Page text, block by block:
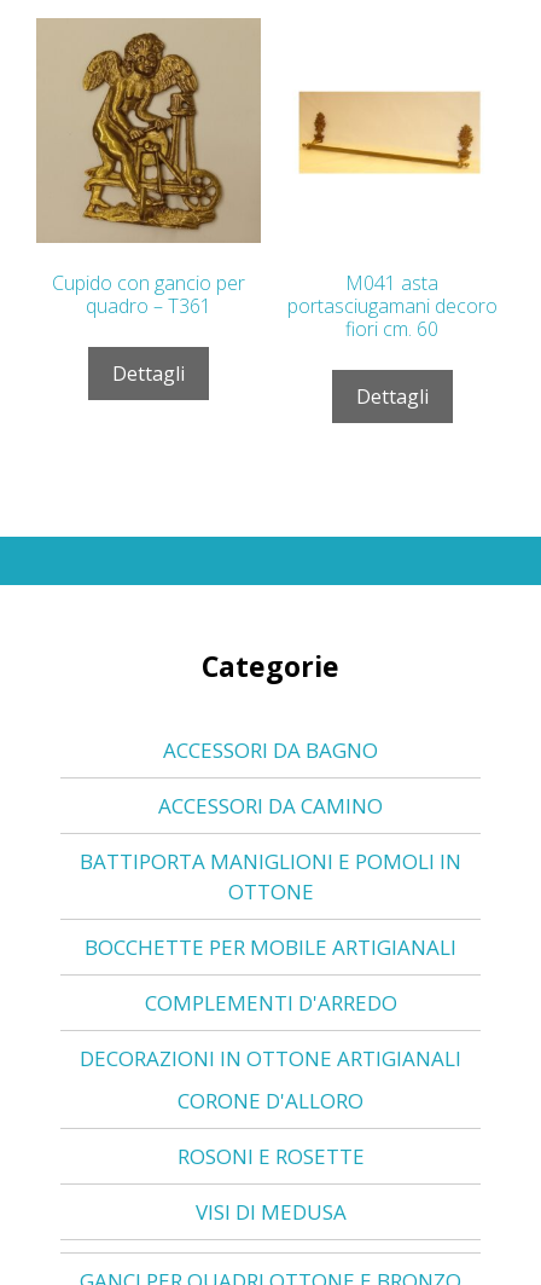
Cupido con gancio per
quadro – T361
Dettagli
M041 asta
portasciugamani decoro
fiori cm. 60
Dettagli
Categorie
ACCESSORI DA BAGNO
ACCESSORI DA CAMINO
BATTIPORTA MANIGLIONI E POMOLI IN
OTTONE
BOCCHETTE PER MOBILE ARTIGIANALI
COMPLEMENTI D'ARREDO
DECORAZIONI IN OTTONE ARTIGIANALI
CORONE D'ALLORO
ROSONI E ROSETTE
VISI DI MEDUSA